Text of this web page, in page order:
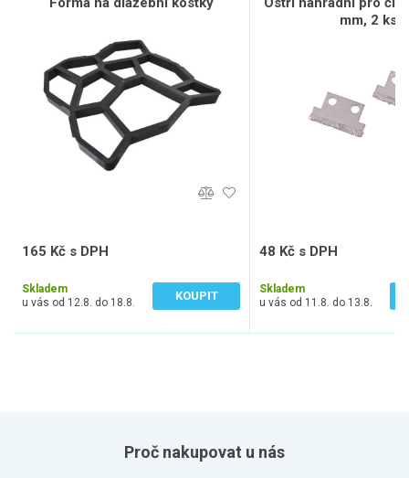
165 Kč s DPH
Skladem
u vás od 12.8. do 18.8.
KOUPIT
mm, 2 ks
48 Kč s DPH
Skladem
u vás od 11.8. do 13.8.
Proč nakupovat u nás